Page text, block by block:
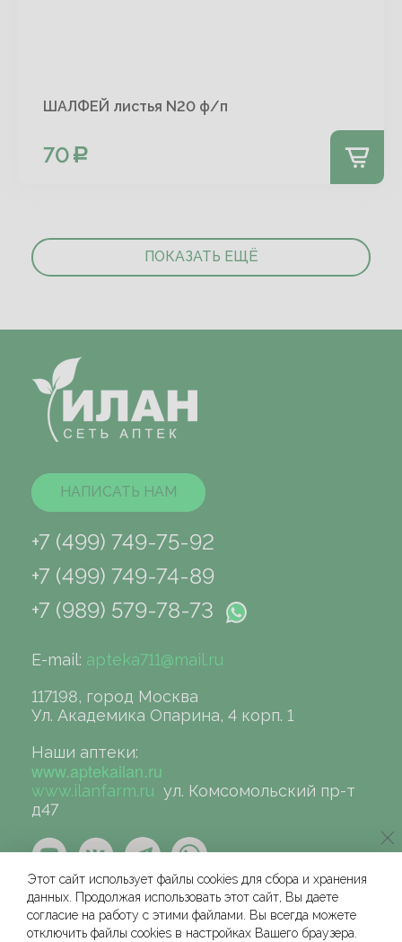
ШАЛФЕЙ листья N20 ф/п
70
ПОКАЗАТЬ ЕЩЁ
НАПИСАТЬ НАМ
+7 (499) 749-75-92
+7 (499) 749-74-89
+7 (989) 579-78-73
E-mail: apteka711@mail.ru
117198, город Москва
Ул. Академика Опарина, 4 корп. 1
Наши аптеки:
www.aptekailan.ru
www.ilanfarm.ru ул. Комсомольский пр-т
д47
Этот сайт использует файлы cookies для сбора и хранения
данных. Продолжая использовать этот сайт, Вы даете
согласие на работу с этими файлами. Вы всегда можете
отключить файлы cookies в настройках Вашего браузера.